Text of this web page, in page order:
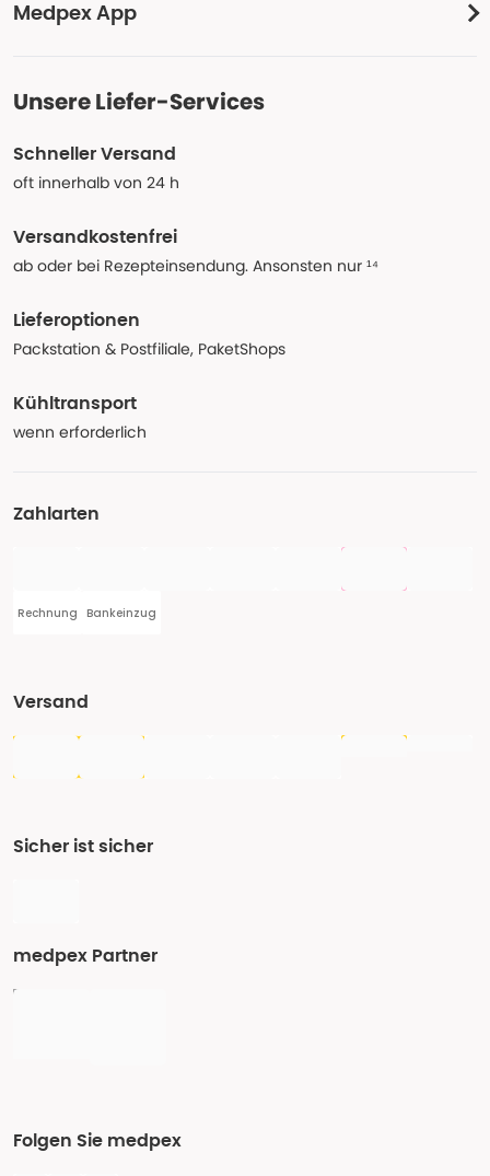
Medpex App
Unsere Liefer-Services
Schneller Versand
oft innerhalb von 24 h
Versandkostenfrei
ab oder bei Rezepteinsendung. Ansonsten nur ¹⁴
Lieferoptionen
Packstation & Postfiliale, PaketShops
Kühltransport
wenn erforderlich
Zahlarten
Rechnung Bankeinzug
Versand
Sicher ist sicher
medpex Partner
Folgen Sie medpex